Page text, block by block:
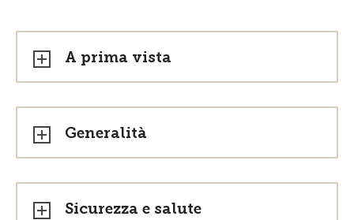
A prima vista
Generalità
Sicurezza e salute